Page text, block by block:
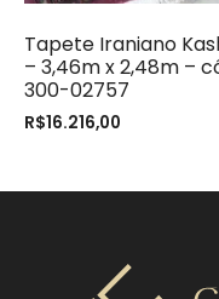
Tapete Iraniano
– 3,46m x 2,48m –
300-02757
R$16.216,00